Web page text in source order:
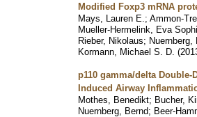
Modified Foxp3 mRNA
Mays, Lauren E. ; Ammon-
Mueller-Hermelink, Eva
Rieber, Nikolaus; Nuernberg,
Kormann, Michael S. D. (
p110 gamma/delta
Induced Airway
Mothes, Benedikt; Bucher,
Nuernberg, Bernd; Beer-